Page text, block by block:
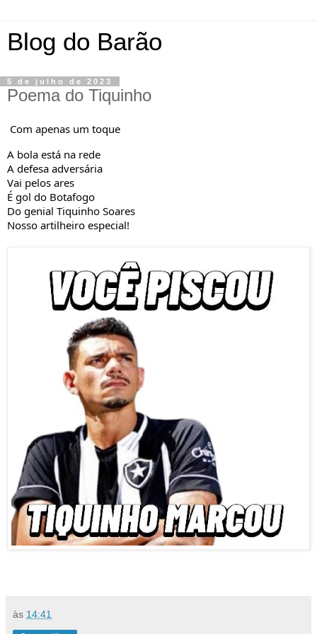
Blog do Barão
5 de julho de 2023
Poema do Tiquinho
Com apenas um toque
A bola está na rede
A defesa adversária
Vai pelos ares
É gol do Botafogo
Do genial Tiquinho Soares
Nosso artilheiro especial!
às 14:41